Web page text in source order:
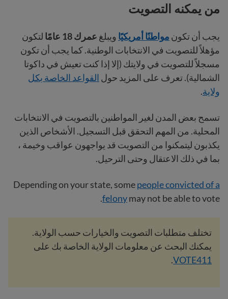
من يمكنه التصويت
يجب أن تكون مواطنًا أمريكيًا ويبلغ عمرك 18 عامًا
لتكون
مؤهلاً للتصويت في الانتخابات الوطنية. كما يجب أن تكون
مسجلاً للتصويت في ولايتك (إلا إذا كنت تعيش في داكوتا
الشمالية). تعرف على المزيد حول القواعد الخاصة بكل
ولاية.
تسمح بعض المدن لغير المواطنين بالتصويت في الانتخابات
المحلية. من المهم التحقق قبل التسجيل. الأشخاص الذين
يكذبون ليتمكنوا من التصويت قد يواجهون عواقب وخيمة ،
بما في ذلك الاعتقال وحتى الترحيل.
Depending on your state, somepeople convicted of a
felonymay not be able to vote.
تختلف متطلبات التصويت والخيارات حسب الولاية.
يمكنك البحث عن معلومات الولاية الخاصة بك على
VOTE411
.